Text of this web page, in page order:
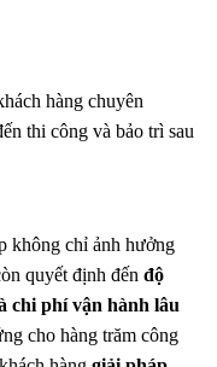
hàng chuyên
thi công và bảo trì sau
không chỉ ảnh hưởng
quyết định đến độ
chi phí vận hành lâu
cho hàng trăm công